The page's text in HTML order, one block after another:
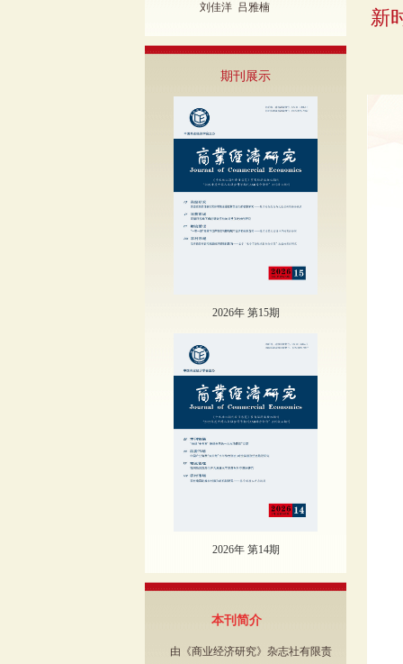
刘佳洋 吕雅楠
期刊展示
2026年 第15期
2026年 第14期
本刊简介
由《商业经济研究》杂志社有限责
新